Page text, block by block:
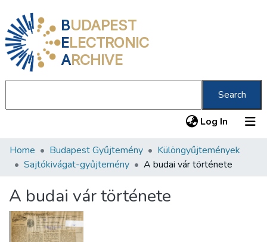
BUDAPEST
ELECTRONIC
ARCHIVE
Search
Log In (current)
Communities & Collections
Statistics
About us
Home Budapest Gyűjtemény
Különgyűjtemények
Sajtókivágat-gyűjtemény
A budai vár története
A budai vár története